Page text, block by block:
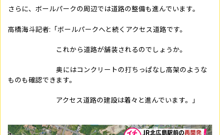
さらに、ボールパークの周辺では道路の整備も進んでいます。
高橋海斗記者:「ボールパークへと続くアクセス道路です。
これから道路が舗装されるのでしょうか。
奥にはコンクリートの打ちっぱなし高架のような
ものも確認できます。
アクセス道路の建設は着々と進んでいます。」